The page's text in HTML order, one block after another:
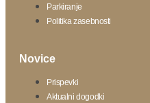
Parkiranje
Politika zasebnosti
Novice
Prispevki
Aktualni dogodki